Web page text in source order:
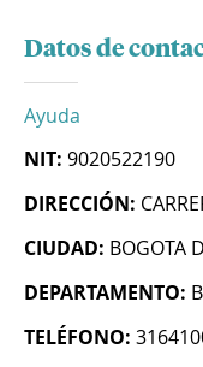
Datos de
Ayuda
NIT: 9020522190
DIRECCIÓN:
CIUDAD: BOGOTA
DEPARTAMENTO:
TELÉFONO: